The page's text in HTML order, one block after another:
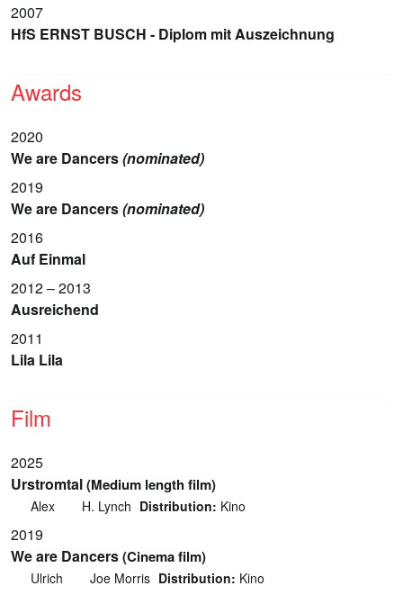
2007
HfS ERNST BUSCH - Diplom mit Auszeichnung
Awards
2020
We are Dancers(nominated)
2019
We are Dancers(nominated)
2016
Auf Einmal
2012 – 2013
Ausreichend
2011
Lila Lila
Film
2025
Urstromtal(Medium length film)
Alex H. Lynch Distribution: Kino
2019
We are Dancers(Cinema film)
Ulrich Joe Morris Distribution: Kino